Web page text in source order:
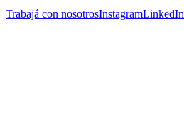
Trabajá con nosotrosInstagramLinkedIn